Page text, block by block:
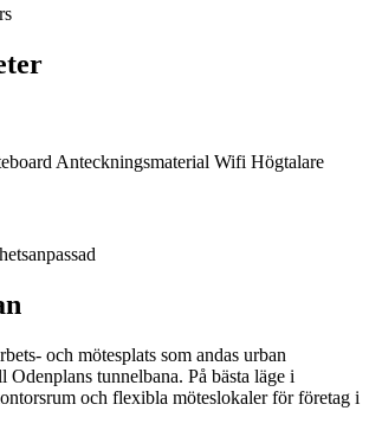
Anteckningsmaterial Wifi Högtalare
och mötesplats som andas urban
Odenplans tunnelbana. På bästa läge i
och flexibla möteslokaler för företag i